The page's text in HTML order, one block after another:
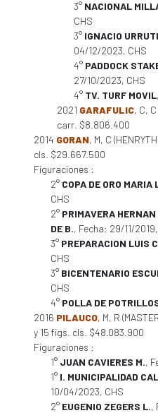
3° NACIONAL
CHS
3° IGNACIO
04/12/2023, CHS
4° PADDOCK
27/10/2023, CHS
4° TV. TURF MOVIL
2021 GARAFULIC, C,
carr. $8.806.400
2014 GORAN, M, C
cls. $29.667.500
Figuraciones :
2° COPA DE ORO MARIA
CHS
2° PRIMAVERA
DE B., Fecha: 29/11/
3° PREPARACION LUIS
CHS
3° BICENTENARIO
CHS
4° POLLA DE
2016 PILAUCO, M, R
y 15 figs. cls. $48.083.900
Figuraciones :
1° JUAN CAVIERES M.,
1° I. MUNICIPALIDAD
10/04/2023, CHS
2° EUGENIO ZEGERS L.,